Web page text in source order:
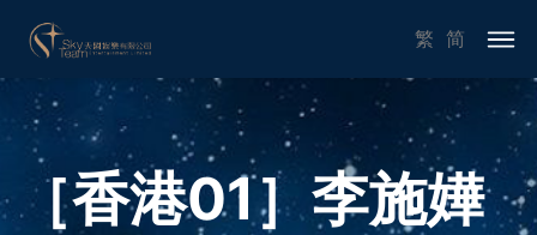
繁 简
［香港01］李施嬅